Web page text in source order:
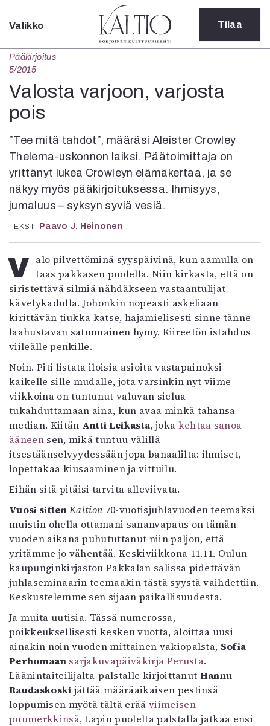
Sulje
Verkkoartikkeli
Teatteri
Sarjakuva
Sámegillii
Pääkirjoitus
Paperilehdestä
Oulu2026
Musiikki
Levyt
Kuvataide
Kirjat
In English
Esitystaide
Arkisto
4/2026
2–3/2026
1/2026
6/2025
5/2025 saame
5/2025
Lehtiarkisto
Info
Tilaus ja irtonumerot
Yhteistyössä
Toimitus
Mediatiedot
Kaltio ry
Valikko Tilaa
Pääkirjoitus
5/2015
Valosta varjoon, varjosta
pois
”Tee mitä tahdot”, määräsi Aleister Crowley
Thelema-uskonnon laiksi. Päätoimittaja on
yrittänyt lukea Crowleyn elämäkertaa, ja se
näkyy myös pääkirjoituksessa. Ihmisyys,
jumaluus – syksyn syviä vesiä.
TEKSTI Paavo J. Heinonen
Valo pilvettöminä syyspäivinä, kun aamulla on taas pakkasen puolella. Niin kirkasta, että on
siristettävä silmiä nähdäkseen vastaantulijat
kävelykadulla. Johonkin nopeasti askeliaan
kirittävän tiukka katse, hajamielisesti sinne tänne
laahustavan satunnainen hymy. Kiireetön istahdus
viileälle penkille.
Noin. Piti listata iloisia asioita vastapainoksi
kaikelle sille mudalle, jota varsinkin nyt viime
viikkoina on tuntunut valuvan sielua
tukahduttamaan aina, kun avaa minkä tahansa
median. Kiitän Antti Leikasta, joka kehtaa sanoa
ääneensen, mikä tuntuu välillä
itsestäänselvyydessään jopa banaalilta: ihmiset,
lopettakaa kiusaaminen ja vittuilu.
Eihän sitä pitäisi tarvita alleviivata.
Vuosi sittenKaltion 70-vuotisjuhlavuoden teemaksi
muistin ohella ottamani sananvapaus on tämän
vuoden aikana puhututtanut niin paljon, että
yritämme jo vähentää. Keskiviikkona 11.11. Oulun
kaupunginkirjaston Pakkalan salissa pidettävän
juhlaseminaarin teemaakin tästä syystä vaihdettiin.
Keskustelemme sen sijaan paikallisuudesta.
Ja muita uutisia. Tässä numerossa,
poikkeuksellisesti kesken vuotta, aloittaa uusi
ainakin noin vuoden mittainen vakiopalsta, Sofia
Perhomaan sarjakuvapäiväkirja Perusta.
Läänintaiteilijalta-palstalle kirjoittanut Hannu
Raudaskoski jättää määräaikaisen pestinsä
loppumisen myötä tältä erää viimeisen
puumerkkinsä, Lapin puolelta palstalla jatkaa ensi